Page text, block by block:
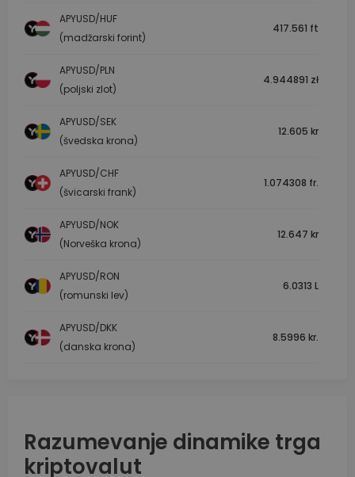
APYUSD/HUF
(madžarski forint)
417.561 ft
APYUSD/PLN
(poljski zlot)
4.944891 zł
APYUSD/SEK
(švedska krona)
12.605 kr
APYUSD/CHF
(švicarski frank)
1.074308 fr.
APYUSD/NOK
(Norveška krona)
12.647 kr
APYUSD/RON
(romunski lev)
6.0313 L
APYUSD/DKK
(danska krona)
8.5996 kr.
Razumevanje dinamike trga
kriptovalut